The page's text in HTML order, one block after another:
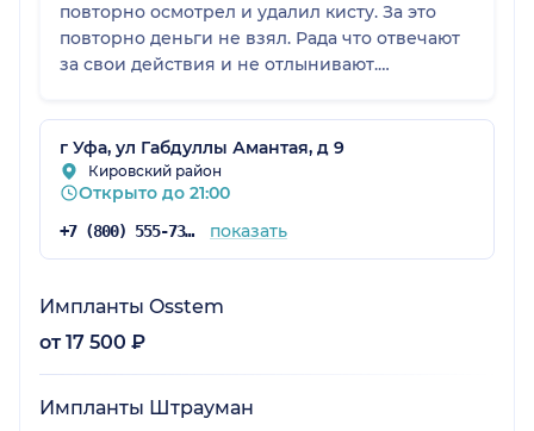
повторно осмотрел и удалил кисту. За это
повторно деньги не взял. Рада что отвечают
за свои действия и не отлынивают.
данную клинику.
г Уфа, ул Габдуллы Амантая, д 9
Кировский район
Открыто до 21:00
+7 (800) 555-73-67 показать
Импланты Osstem
от 17 500 ₽
Импланты Штрауман